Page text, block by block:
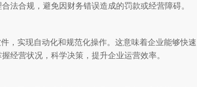
法合规，避免因财务错误造成的罚款或经营障碍。
，实现自动化和规范化操作。这意味着企业能够快速
经营状况，科学决策，提升企业运营效率。